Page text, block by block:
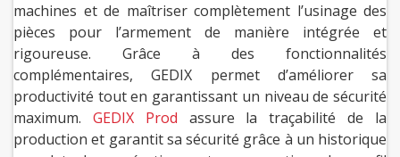
machines et de maîtriser complètement l’usinage des
pièces pour l’armement de manière intégrée et
rigoureuse. Grâce à des fonctionnalités
complémentaires, GEDIX permet d’améliorer sa
productivité tout en garantissant un niveau de sécurité
maximum. GEDIX Prod assure la traçabilité de la
production et garantit sa sécurité grâce à un historique